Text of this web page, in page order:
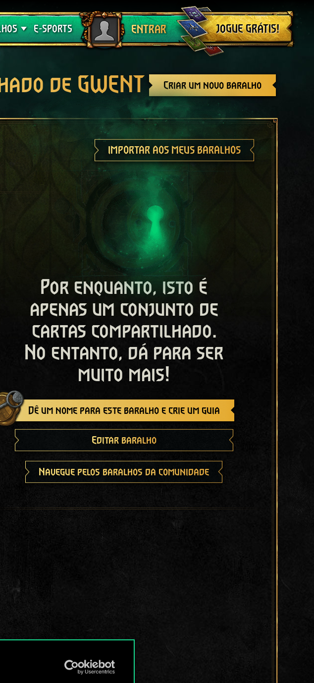
Baralhos
E-SPORTS ENTRAR
Sair
JOGUE GRÁTIS!
Criar um novo baralho
de GWENT
IMPORTAR AOS MEUS BARALHOS
Por enquanto, isto é
apenas um conjunto de
cartas compartilhado.
No entanto, dá para ser
muito mais!
Dê um nome para este baralho e crie um guia
Editar baralho
Navegue pelos baralhos da comunidade